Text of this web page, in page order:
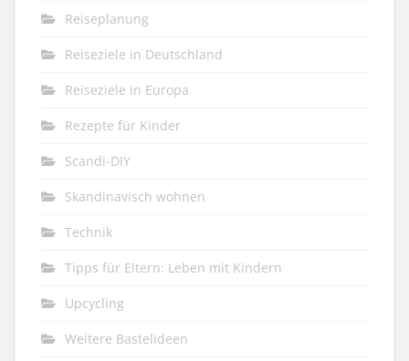
Reiseplanung
Reiseziele in Deutschland
Reiseziele in Europa
Rezepte für Kinder
Scandi-DIY
Skandinavisch wohnen
Technik
Tipps für Eltern: Leben mit Kindern
Upcycling
Weitere Bastelideen